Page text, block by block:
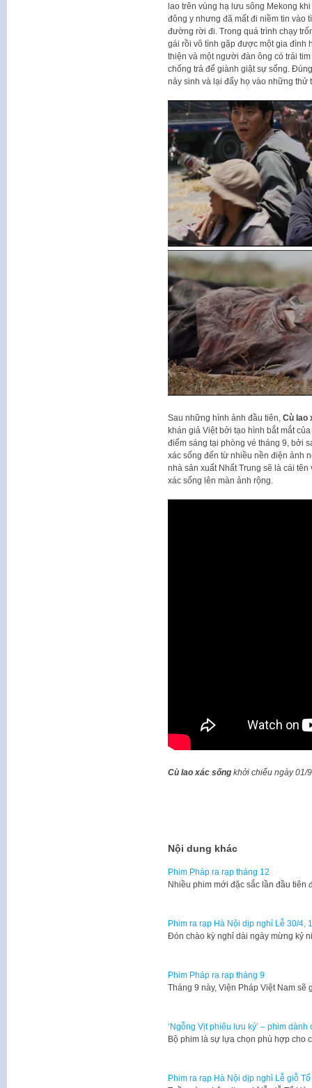
lao trên vùng hạ lưu sông Mekong
đông y nhưng đã mất đi niềm tin vào
đường rời đi. Trong quá trình chạy
gái rồi vô tình gặp được một gia đình
thiện và một người đàn ông có trái
chống trả để giành giật sự sống.
nảy sinh và lại đẩy họ vào những thử
Sau những hình ảnh đầu tiên, Cù lao
khán giả Việt bởi tạo hình bắt mắt
điểm sáng tại phòng vé tháng 9, bởi
xác sống đến từ nhiều nền điện ảnh
nhà sản xuất Nhất Trung sẽ là cái
xác sống lên màn ảnh rộng.
Cù lao xác sốngkhởi chiếu ngày 01/
Nội dung khác
Phim Pháp ra rạp tháng 12
Nhiều phim mới đặc sắc lần đầu
Phim ra rạp Hà Nội dịp nghỉ Lễ 30/4,
Đón chào kỳ nghỉ dài ngày mừng kỷ
Phim Pháp ra rạp tháng 9
Tháng 9 này, Viện Pháp Việt Nam
‘Ngỗng Vịt phiêu lưu ký’ – phim
Bộ phim là sự lựa chọn phù hợp cho
Phim ra rạp Hà Nội dịp nghỉ Lễ giỗ